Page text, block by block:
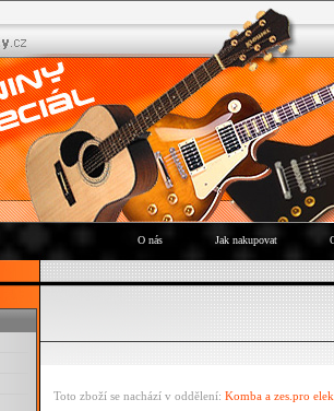
O nás Jak nakupovat
Toto zboží se nachází v oddělení: Komba a zes.pro